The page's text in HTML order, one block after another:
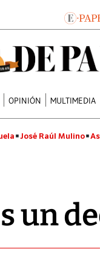
OPINIÓN MULTIMEDIA
José Raúl Mulino
un